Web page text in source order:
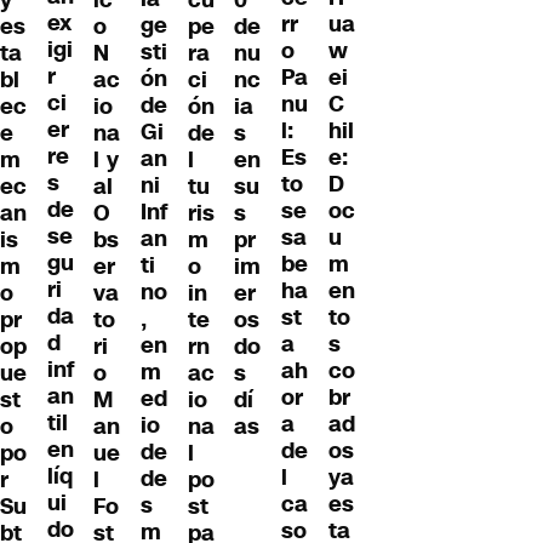
es
ta
bl
ec
e
m
ec
an
is
m
o
pr
op
ue
st
o
po
r
Su
bt
ex
igi
r
ci
er
re
s
de
se
gu
ri
da
d
inf
an
til
en
líq
ui
do
o
N
ac
io
na
l y
al
O
bs
er
va
to
ri
o
M
an
ue
l
Fo
st
ge
sti
ón
de
Gi
an
ni
Inf
an
ti
no
,
en
m
ed
io
de
de
s
m
pe
ra
ci
ón
de
l
tu
ris
m
o
in
te
rn
ac
io
na
l
po
st
pa
de
nu
nc
ia
s
en
su
s
pr
im
er
os
do
s
dí
as
rr
o
Pa
nu
l:
Es
to
se
sa
be
ha
st
a
ah
or
a
de
l
ca
so
ua
w
ei
C
hil
e:
D
oc
u
m
en
to
s
co
br
ad
os
ya
es
ta